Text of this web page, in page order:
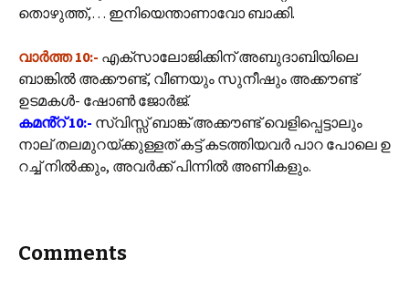
തൊഴുത്ത്,… ഇനിയെന്താണാവോ ബാക്കി.
വാർത്ത 10:- എക്സാലോജിക്കിന് അബുദാബിയിലെ
ബാങ്കിൽ അക്കൗണ്ട്, വീണയും സുനീഷും അക്കൗണ്ട്
ഉടമകൾ- ഷോൺ ജോർജ്.
കമൻ്റ് 10:- സ്വിസ്സ് ബാങ്ക് അക്കൗണ്ട് വെളിപ്പെട്ടാലും
നാല് തലമുറയ്ക്കുള്ളത് കട്ട് കടത്തിയവർ പാറ പോലെ ഉ
റച്ച് നിൽക്കും, അവർക്ക് പിന്നിൽ അണികളും.
Comments